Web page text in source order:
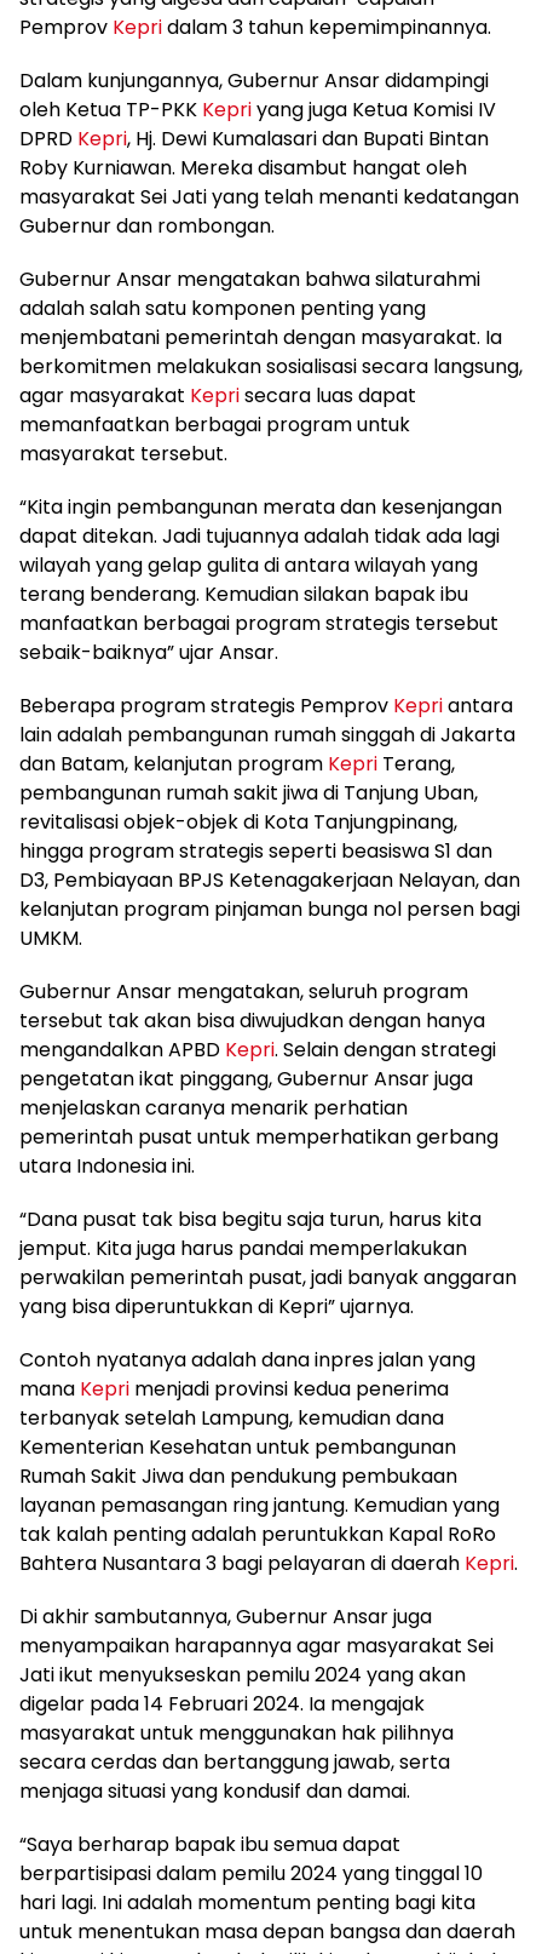
Pemprov Kepridalam 3 tahun kepemimpinannya.
Dalam kunjungannya, Gubernur Ansar didampingi
oleh Ketua TP-PKK Kepriyang juga Ketua Komisi IV
DPRD Kepri, Hj. Dewi Kumalasari dan Bupati Bintan
Roby Kurniawan. Mereka disambut hangat oleh
masyarakat Sei Jati yang telah menanti kedatangan
Gubernur dan rombongan.
Gubernur Ansar mengatakan bahwa silaturahmi
adalah salah satu komponen penting yang
menjembatani pemerintah dengan masyarakat. Ia
berkomitmen melakukan sosialisasi secara langsung,
agar masyarakat Keprisecara luas dapat
memanfaatkan berbagai program untuk
masyarakat tersebut.
“Kita ingin pembangunan merata dan kesenjangan
dapat ditekan. Jadi tujuannya adalah tidak ada lagi
wilayah yang gelap gulita di antara wilayah yang
terang benderang. Kemudian silakan bapak ibu
manfaatkan berbagai program strategis tersebut
sebaik-baiknya” ujar Ansar.
Beberapa program strategis Pemprov Kepriantara
lain adalah pembangunan rumah singgah di Jakarta
dan Batam, kelanjutan program Kepri Terang,
pembangunan rumah sakit jiwa di Tanjung Uban,
revitalisasi objek-objek di Kota Tanjungpinang,
hingga program strategis seperti beasiswa S1 dan
D3, Pembiayaan BPJS Ketenagakerjaan Nelayan, dan
kelanjutan program pinjaman bunga nol persen bagi
UMKM.
Gubernur Ansar mengatakan, seluruh program
tersebut tak akan bisa diwujudkan dengan hanya
mengandalkan APBD Kepri. Selain dengan strategi
pengetatan ikat pinggang, Gubernur Ansar juga
menjelaskan caranya menarik perhatian
pemerintah pusat untuk memperhatikan gerbang
utara Indonesia ini.
“Dana pusat tak bisa begitu saja turun, harus kita
jemput. Kita juga harus pandai memperlakukan
perwakilan pemerintah pusat, jadi banyak anggaran
yang bisa diperuntukkan di Kepri” ujarnya.
Contoh nyatanya adalah dana inpres jalan yang
mana Kepri menjadi provinsi kedua penerima
terbanyak setelah Lampung, kemudian dana
Kementerian Kesehatan untuk pembangunan
Rumah Sakit Jiwa dan pendukung pembukaan
layanan pemasangan ring jantung. Kemudian yang
tak kalah penting adalah peruntukkan Kapal RoRo
Bahtera Nusantara 3 bagi pelayaran di daerah Kepri.
Di akhir sambutannya, Gubernur Ansar juga
menyampaikan harapannya agar masyarakat Sei
Jati ikut menyukseskan pemilu 2024 yang akan
digelar pada 14 Februari 2024. Ia mengajak
masyarakat untuk menggunakan hak pilihnya
secara cerdas dan bertanggung jawab, serta
menjaga situasi yang kondusif dan damai.
“Saya berharap bapak ibu semua dapat
berpartisipasi dalam pemilu 2024 yang tinggal 10
hari lagi. Ini adalah momentum penting bagi kita
untuk menentukan masa depan bangsa dan daerah